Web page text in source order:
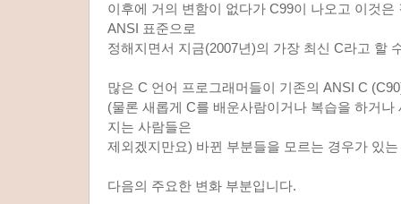
이후에 거의 변함이 없다가 C99이 나오고 이것은
ANSI 표준으로
정해지면서 지금(2007년)의 가장 최신 C라고 할
많은 C 언어 프로그래머들이 기존의 ANSI C
(물론 새롭게 C를 배운사람이거나 복습을 하거나
지는 사람들은
제외겠지만요) 바뀐 부분들을 모르는 경우가 있
다음의 주요한 변화 부분입니다.